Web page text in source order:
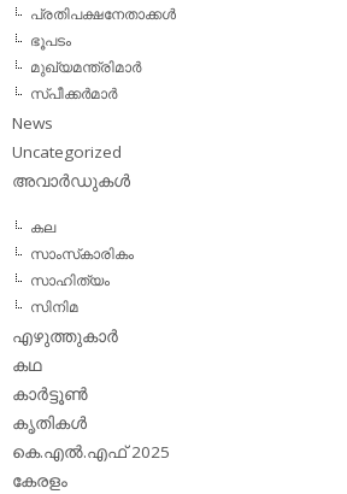
പ്രതിപക്ഷനേതാക്കള്‍
ഭൂപടം
മുഖ്യമന്ത്രിമാര്‍
സ്പീക്കര്‍മാര്‍
News
Uncategorized
അവാര്‍ഡുകള്‍
കല
സാംസ്‌കാരികം
സാഹിത്യം
സിനിമ
എഴുത്തുകാര്‍
കഥ
കാര്‍ട്ടൂണ്‍
കൃതികള്‍
കെ.എല്‍.എഫ് 2025
കേരളം